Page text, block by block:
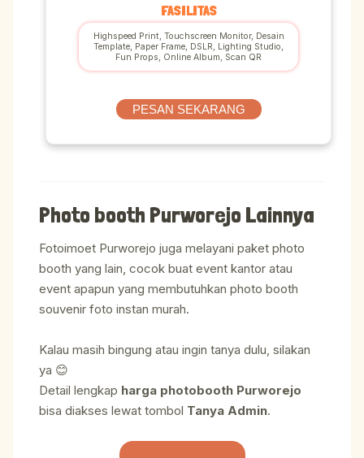
FASILITAS
Highspeed Print, Touchscreen Monitor, Desain
Template, Paper Frame, DSLR, Lighting Studio,
Fun Props, Online Album, Scan QR
PESAN SEKARANG
Photo booth Purworejo Lainnya
Fotoimoet Purworejo juga melayani paket photo
booth yang lain, cocok buat event kantor atau
event apapun yang membutuhkan photo booth
souvenir foto instan murah.
Kalau masih bingung atau ingin tanya dulu, silakan
ya 😊
Detail lengkap harga photobooth Purworejo
bisa diakses lewat tombol Tanya Admin.